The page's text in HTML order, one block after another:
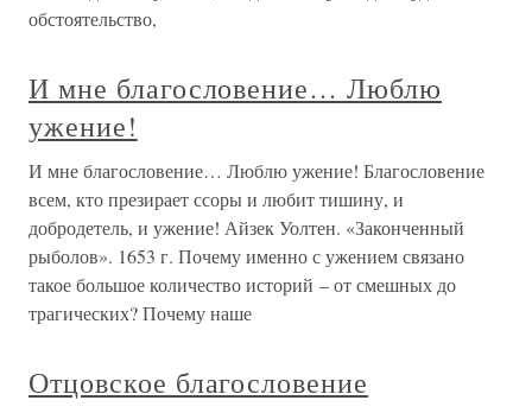
обстоятельство,
И мне благословение… Люблю
ужение!
И мне благословение… Люблю ужение! Благословение
всем, кто презирает ссоры и любит тишину, и
добродетель, и ужение! Айзек Уолтен. «Законченный
рыболов». 1653 г. Почему именно с ужением связано
такое большое количество историй – от смешных до
трагических? Почему наше
Отцовское благословение